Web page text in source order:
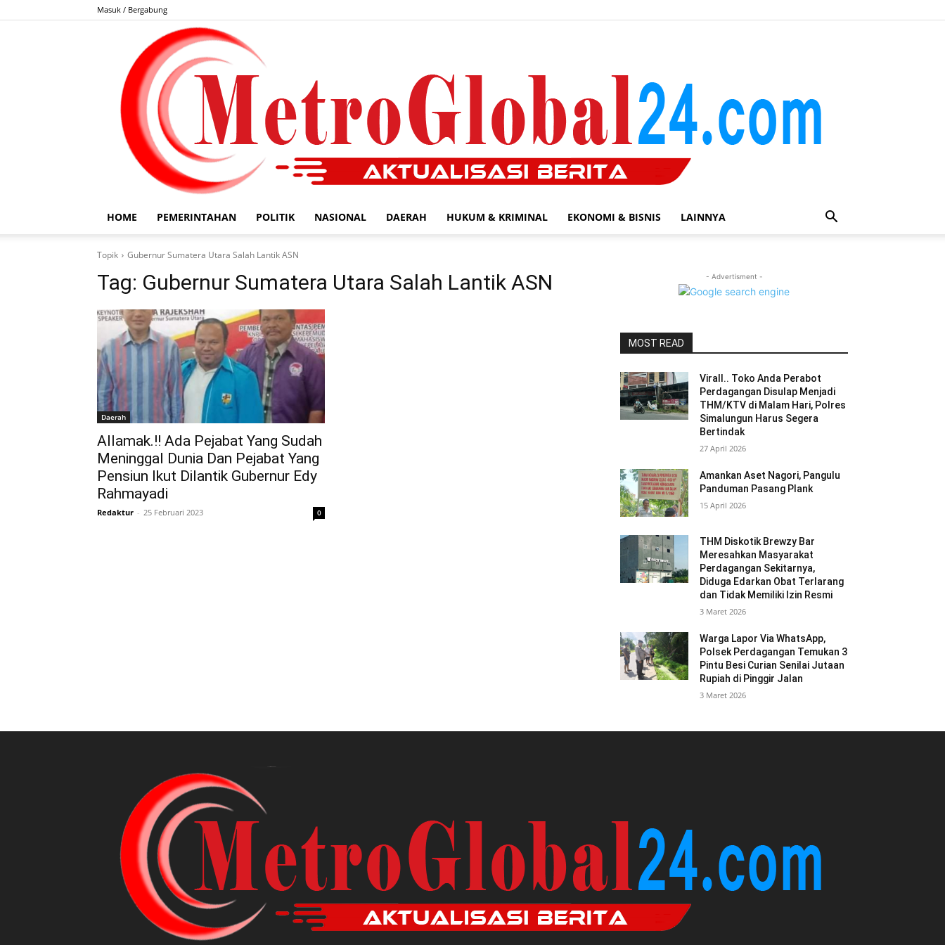
Masuk / Bergabung
HOME PEMERINTAHAN POLITIK NASIONAL DAERAH HUKUM & KRIMINAL EKONOMI & BISNIS LAINNYA
Topik Gubernur Sumatera Utara Salah Lantik ASN
Tag: Gubernur Sumatera Utara Salah Lantik ASN
Daerah
Allamak.!! Ada Pejabat Yang Sudah
Meninggal Dunia Dan Pejabat Yang
Pensiun Ikut Dilantik Gubernur Edy
Rahmayadi
Redaktur - 25 Februari 2023 0
- Advertisment -
MOST READ
Virall.. Toko Anda Perabot
Perdagangan Disulap Menjadi
THM/KTV di Malam Hari, Polres
Simalungun Harus Segera
Bertindak
27 April 2026
Amankan Aset Nagori, Pangulu
Panduman Pasang Plank
15 April 2026
THM Diskotik Brewzy Bar
Meresahkan Masyarakat
Perdagangan Sekitarnya,
Diduga Edarkan Obat Terlarang
dan Tidak Memiliki Izin Resmi
3 Maret 2026
Warga Lapor Via WhatsApp,
Polsek Perdagangan Temukan 3
Pintu Besi Curian Senilai Jutaan
Rupiah di Pinggir Jalan
3 Maret 2026